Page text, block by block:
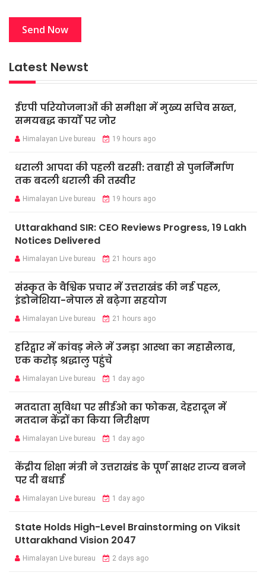
Latest Newst
ईएपी परियोजनाओं की समीक्षा में मुख्य सचिव सख्त,
समयबद्ध कार्यों पर जोर
Himalayan Live bureau 19 hours ago
धराली आपदा की पहली बरसी: तबाही से पुनर्निर्माण
तक बदली धराली की तस्वीर
Himalayan Live bureau 19 hours ago
Uttarakhand SIR: CEO Reviews Progress, 19 Lakh
Notices Delivered
Himalayan Live bureau 21 hours ago
संस्कृत के वैश्विक प्रचार में उत्तराखंड की नई पहल,
इंडोनेशिया-नेपाल से बढ़ेगा सहयोग
Himalayan Live bureau 21 hours ago
हरिद्वार में कांवड़ मेले में उमड़ा आस्था का महासैलाब,
एक करोड़ श्रद्धालु पहुंचे
Himalayan Live bureau 1 day ago
मतदाता सुविधा पर सीईओ का फोकस, देहरादून में
मतदान केंद्रों का किया निरीक्षण
Himalayan Live bureau 1 day ago
केंद्रीय शिक्षा मंत्री ने उत्तराखंड के पूर्ण साक्षर राज्य बनने
पर दी बधाई
Himalayan Live bureau 1 day ago
State Holds High-Level Brainstorming on Viksit
Uttarakhand Vision 2047
Himalayan Live bureau 2 days ago